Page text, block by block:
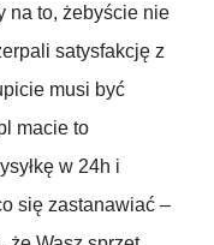
na to, żebyście nie
satysfakcję z
musi być
macie to
w 24h i
się zastanawiać –